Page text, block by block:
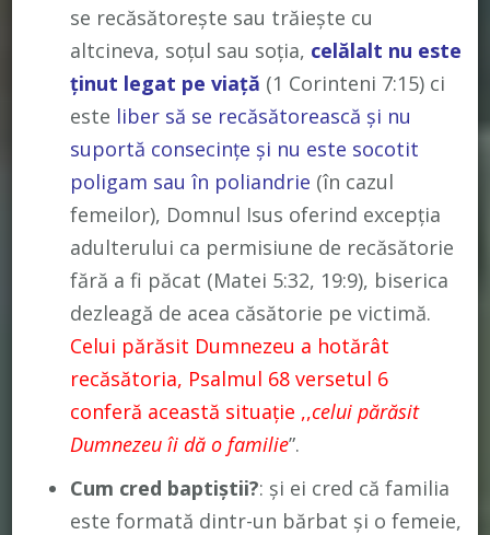
se recăsătorește sau trăiește cu
altcineva, soțul sau soția, celălalt nu este
ținut legat pe viață (1 Corinteni 7:15) ci
este liber să se recăsătorească și nu
suportă consecințe și nu este socotit
poligam sau în poliandrie (în cazul
femeilor), Domnul Isus oferind excepția
adulterului ca permisiune de recăsătorie
fără a fi păcat (Matei 5:32, 19:9), biserica
dezleagă de acea căsătorie pe victimă.
Celui părăsit Dumnezeu a hotărât
recăsătoria, Psalmul 68 versetul 6
conferă această situație ,,celui părăsit
Dumnezeu îi dă o familie”.
Cum cred baptiștii?: și ei cred că familia
este formată dintr-un bărbat și o femeie,